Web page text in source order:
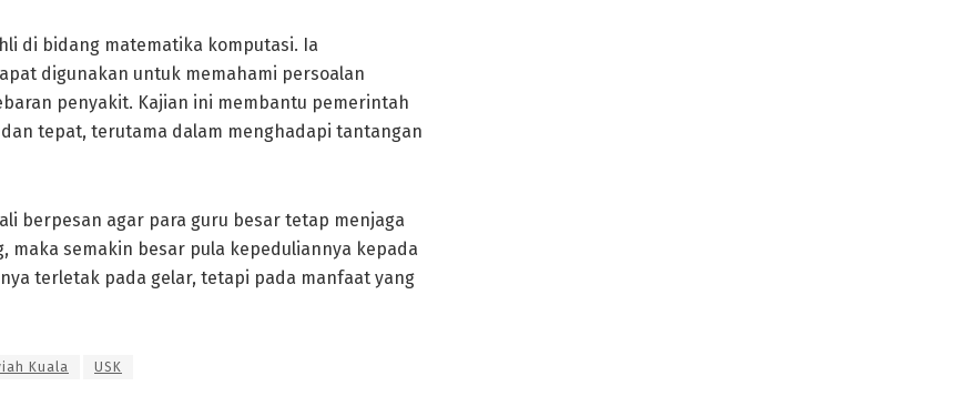
di bidang matematika komputasi. Ia
digunakan untuk memahami persoalan
penyakit. Kajian ini membantu pemerintah
tepat, terutama dalam menghadapi tantangan
berpesan agar para guru besar tetap menjaga
maka semakin besar pula kepeduliannya kepada
terletak pada gelar, tetapi pada manfaat yang
Kuala USK